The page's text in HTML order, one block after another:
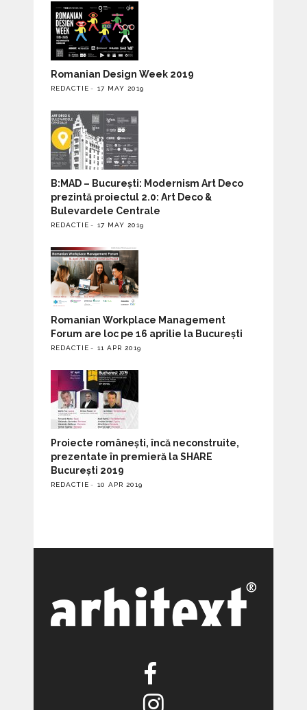
Romanian Design Week 2019
REDACTIE 17 MAY 2019
B:MAD – București: Modernism Art Deco
prezintă proiectul 2.0: Art Deco &
Bulevardele Centrale
REDACTIE 17 MAY 2019
Romanian Workplace Management
Forum are loc pe 16 aprilie la București
REDACTIE 11 APR 2019
Proiecte românești, încă neconstruite,
prezentate în premieră la SHARE
București 2019
REDACTIE 10 APR 2019